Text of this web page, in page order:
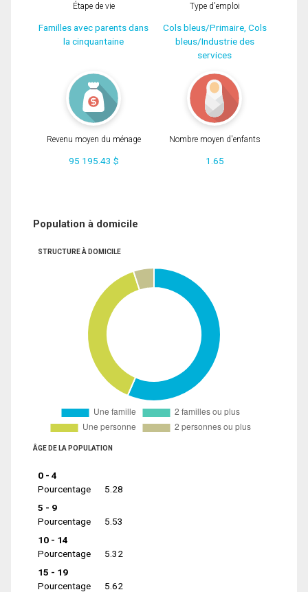
Étape de vie
Familles avec parents dans
la cinquantaine
Type d'emploi
Cols bleus/Primaire, Cols
bleus/Industrie des
services
Revenu moyen du ménage
95 195.43 $
Nombre moyen d'enfants
1.65
Population à domicile
STRUCTURE À DOMICILE
ÂGE DE LA POPULATION
0 - 4
Pourcentage
5.28
5 - 9
Pourcentage
5.53
10 - 14
Pourcentage
5.32
15 - 19
Pourcentage
5.62